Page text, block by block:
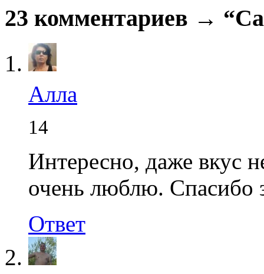
23 комментариев →
Алла
14
Интересно, даже вкус
очень люблю. Спасибо
Ответ